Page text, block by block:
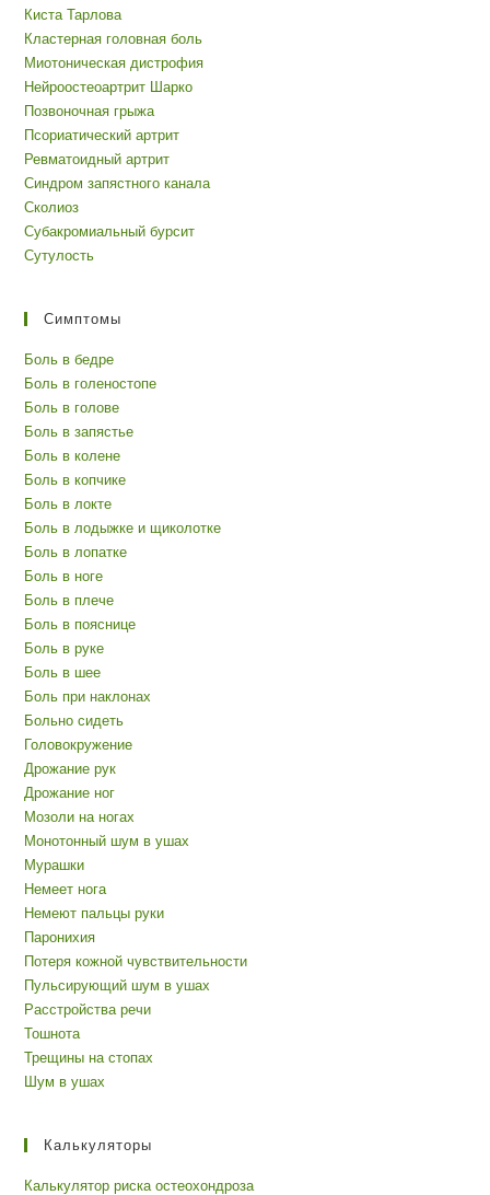
Киста Тарлова
Кластерная головная боль
Миотоническая дистрофия
Нейроостеоартрит Шарко
Позвоночная грыжа
Псориатический артрит
Ревматоидный артрит
Синдром запястного канала
Сколиоз
Субакромиальный бурсит
Сутулость
Симптомы
Боль в бедре
Боль в голеностопе
Боль в голове
Боль в запястье
Боль в колене
Боль в копчике
Боль в локте
Боль в лодыжке и щиколотке
Боль в лопатке
Боль в ноге
Боль в плече
Боль в пояснице
Боль в руке
Боль в шее
Боль при наклонах
Больно сидеть
Головокружение
Дрожание рук
Дрожание ног
Мозоли на ногах
Монотонный шум в ушах
Мурашки
Немеет нога
Немеют пальцы руки
Паронихия
Потеря кожной чувствительности
Пульсирующий шум в ушах
Расстройства речи
Тошнота
Трещины на стопах
Шум в ушах
Калькуляторы
Калькулятор риска остеохондроза